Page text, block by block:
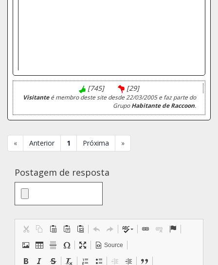
[745] [29]
Visitanteé membro deste site desde 22/03/2005 e faz parte do
GrupoHabitante de Raccoon.
« Anterior 1 Próxima »
Postagem de resposta
Source